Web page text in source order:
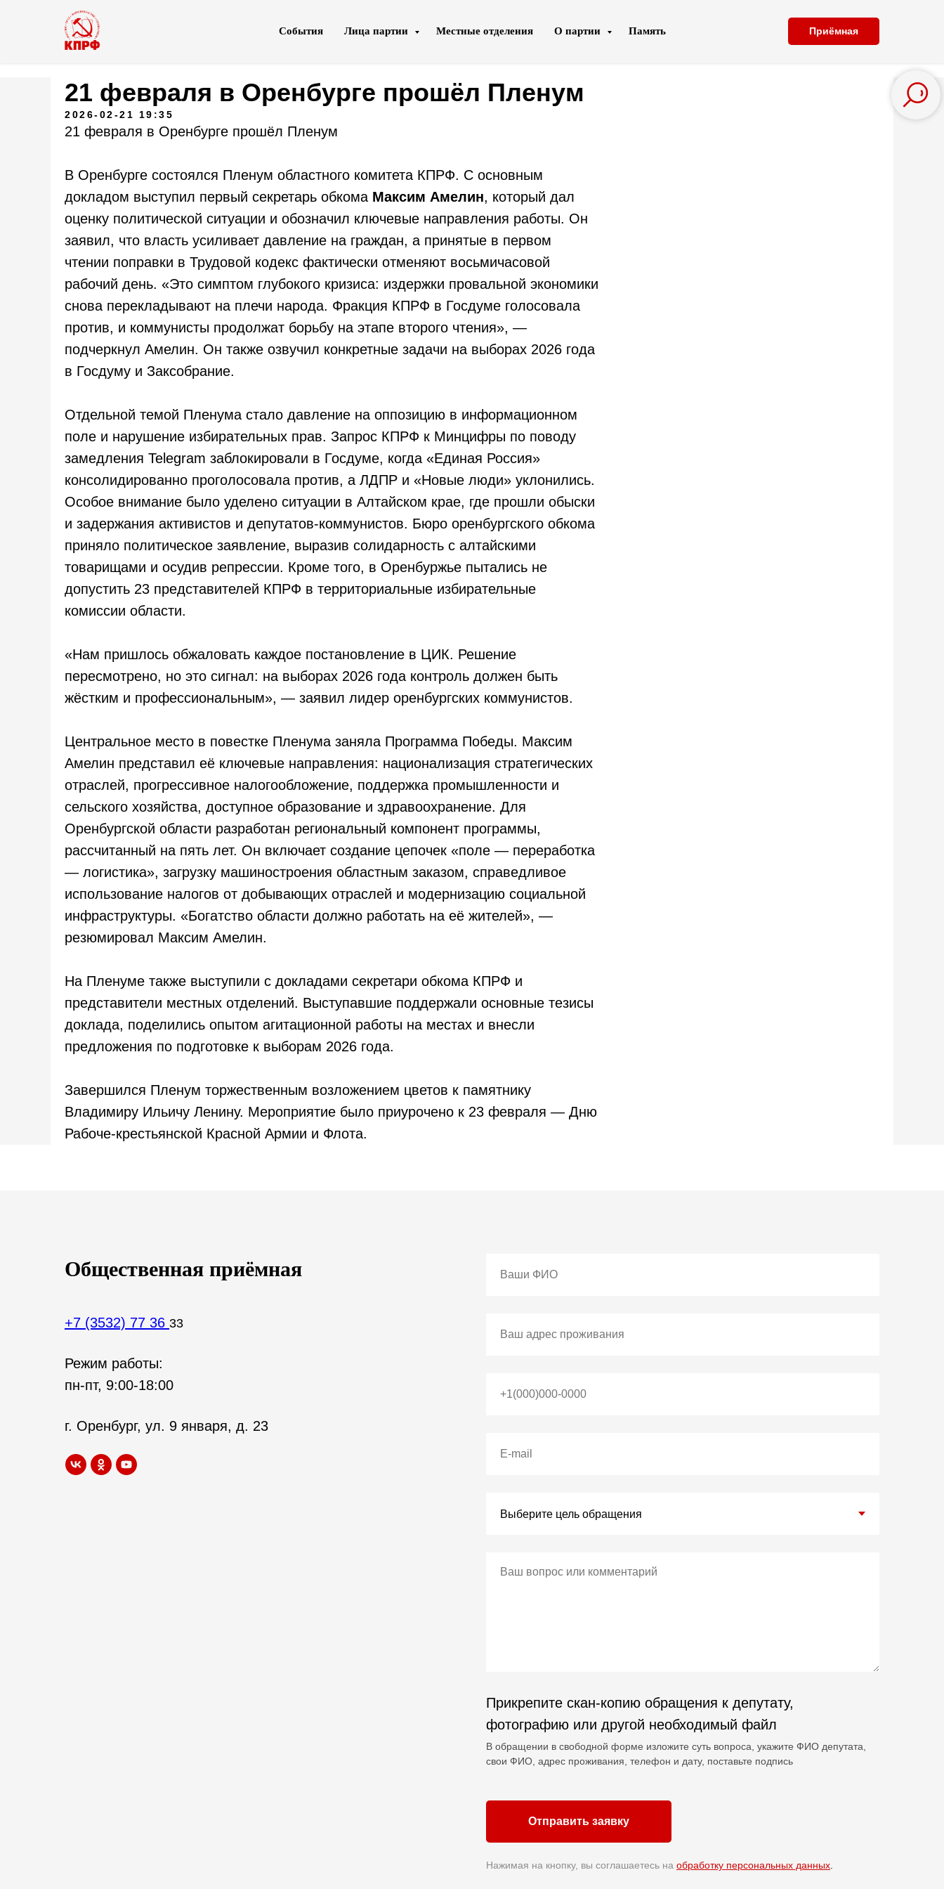
События Лица партии Местные отделения О партии Память Приёмная
21 февраля в Оренбурге прошёл Пленум
2026-02-21 19:35
21 февраля в Оренбурге прошёл Пленум
В Оренбурге состоялся Пленум областного комитета КПРФ. С основным
докладом выступил первый секретарь обкома Максим Амелин, который дал
оценку политической ситуации и обозначил ключевые направления работы. Он
заявил, что власть усиливает давление на граждан, а принятые в первом
чтении поправки в Трудовой кодекс фактически отменяют восьмичасовой
рабочий день. «Это симптом глубокого кризиса: издержки провальной экономики
снова перекладывают на плечи народа. Фракция КПРФ в Госдуме голосовала
против, и коммунисты продолжат борьбу на этапе второго чтения», —
подчеркнул Амелин. Он также озвучил конкретные задачи на выборах 2026 года
в Госдуму и Заксобрание.
Отдельной темой Пленума стало давление на оппозицию в информационном
поле и нарушение избирательных прав. Запрос КПРФ к Минцифры по поводу
замедления Telegram заблокировали в Госдуме, когда «Единая Россия»
консолидированно проголосовала против, а ЛДПР и «Новые люди» уклонились.
Особое внимание было уделено ситуации в Алтайском крае, где прошли обыски
и задержания активистов и депутатов-коммунистов. Бюро оренбургского обкома
приняло политическое заявление, выразив солидарность с алтайскими
товарищами и осудив репрессии. Кроме того, в Оренбуржье пытались не
допустить 23 представителей КПРФ в территориальные избирательные
комиссии области.
«Нам пришлось обжаловать каждое постановление в ЦИК. Решение
пересмотрено, но это сигнал: на выборах 2026 года контроль должен быть
жёстким и профессиональным», — заявил лидер оренбургских коммунистов.
Центральное место в повестке Пленума заняла Программа Победы. Максим
Амелин представил её ключевые направления: национализация стратегических
отраслей, прогрессивное налогообложение, поддержка промышленности и
сельского хозяйства, доступное образование и здравоохранение. Для
Оренбургской области разработан региональный компонент программы,
рассчитанный на пять лет. Он включает создание цепочек «поле — переработка
— логистика», загрузку машиностроения областным заказом, справедливое
использование налогов от добывающих отраслей и модернизацию социальной
инфраструктуры. «Богатство области должно работать на её жителей», —
резюмировал Максим Амелин.
На Пленуме также выступили с докладами секретари обкома КПРФ и
представители местных отделений. Выступавшие поддержали основные тезисы
доклада, поделились опытом агитационной работы на местах и внесли
предложения по подготовке к выборам 2026 года.
Завершился Пленум торжественным возложением цветов к памятнику
Владимиру Ильичу Ленину. Мероприятие было приурочено к 23 февраля — Дню
Рабоче-крестьянской Красной Армии и Флота.
Общественная приёмная
+7 (3532) 77 36 33
Режим работы:
пн-пт, 9:00-18:00
г. Оренбург, ул. 9 января, д. 23
Прикрепите скан-копию обращения к депутату,
фотографию или другой необходимый файл
В обращении в свободной форме изложите суть вопроса, укажите ФИО депутата,
свои ФИО, адрес проживания, телефон и дату, поставьте подпись
Отправить заявку
Нажимая на кнопку, вы соглашаетесь на обработку персональных данных